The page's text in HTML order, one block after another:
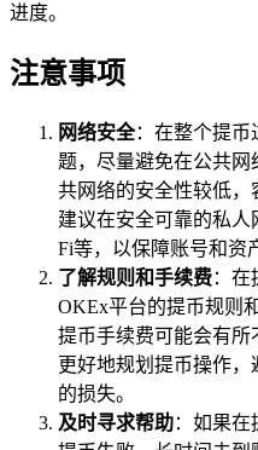
进度。
注意事项
网络安全：在整个提币
题，尽量避免在公共
共网络的安全性较低，
建议在安全可靠的私
Fi等，以保障账号和资
了解规则和手续费：在
OKEx平台的提币规则
提币手续费可能会有
更好地规划提币操作
的损失。
及时寻求帮助：如果在